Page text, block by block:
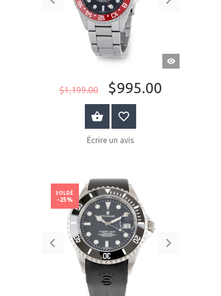
APERÇU
RAPIDE
$1,199.00 $995.00
ACHETER MAINTENANT
Écrire un avis
SOLDÉ
-25%